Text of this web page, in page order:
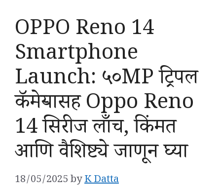
OPPO Reno 14
Smartphone
Launch: ५०MP ट्रिपल
कॅमेऱ्यासह Oppo Reno
14 सिरीज लाँच, किंमत
आणि वैशिष्ट्ये जाणून घ्या
18/05/2025byK Datta